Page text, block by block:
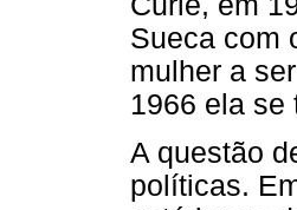
Sueca com
mulher a
1966 ela se
A questão
políticas.